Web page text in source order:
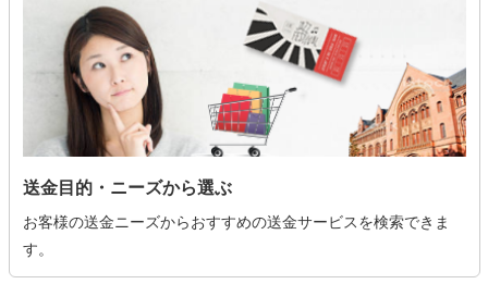
送金目的・ニーズから選ぶ
お客様の送金ニーズからおすすめの送金サービスを検索できま
す。